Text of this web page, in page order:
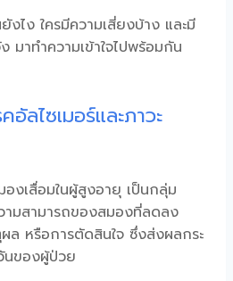
ไง ใครมีความเสี่ยงบ้าง และมี
ง มาทำความเข้าใจไปพร้อมกัน
ลไซเมอร์และภาวะ
องเสื่อมในผู้สูงอายุ เป็นกลุ่ม
ามสามารถของสมองที่ลดลง
ผล หรือการตัดสินใจ ซึ่งส่งผลกระ
นของผู้ป่วย